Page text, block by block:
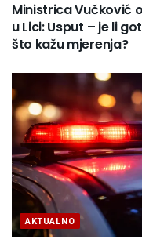
Ministrica Vučković
u Lici: Usput – je li
što kažu mjerenja?
AKTUALNO